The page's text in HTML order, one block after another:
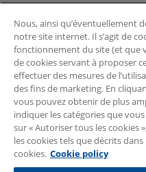
© 2026 Arvesta. Tous les droits
Gebruiksvoorwaarden Cookies
Nous, ainsi qu’éventuellement
notre site internet. Il s’agit de
fonctionnement du site (et que
de cookies servant à proposer
effectuer des mesures de
des fins de marketing. En
vous pouvez obtenir de plus
indiquer les catégories que
sur « Autoriser tous les cookies
les cookies tels que décrits
cookies. Cookie policy